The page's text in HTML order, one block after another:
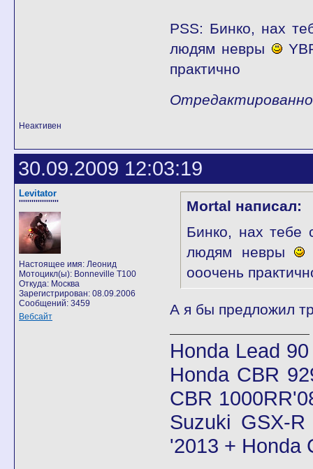
PSS: Бинко, нах
людям невры
практично
Неактивен
30.09.2009 12:03:19
Levitator
'''''''''''''''''''
Настоящее имя: Леонид
Мотоцикл(ы): Bonneville T100
Откуда: Москва
Зарегистрирован: 08.09.2006
Сообщений: 3459
Вебсайт
Mortal написал:
Бинко, нах тебе
людям невры
ооочень
А я бы предложил
Honda Lead
Honda CBR
CBR
Suzuki GSX-
'2013 + Honda